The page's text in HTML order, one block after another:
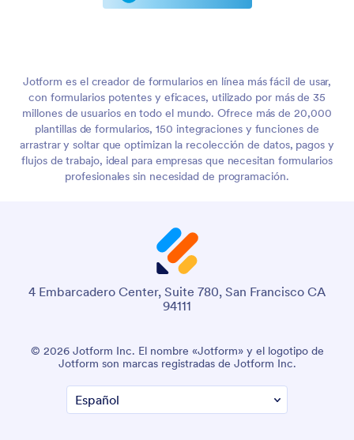
Jotform es el creador de formularios en línea más fácil de usar,
con formularios potentes y eficaces, utilizado por más de 35
millones de usuarios en todo el mundo. Ofrece más de 20,000
plantillas de formularios, 150 integraciones y funciones de
arrastrar y soltar que optimizan la recolección de datos, pagos y
flujos de trabajo, ideal para empresas que necesitan formularios
profesionales sin necesidad de programación.
4 Embarcadero Center, Suite 780, San Francisco CA
94111
© 2026 Jotform Inc. El nombre «Jotform» y el logotipo de
Jotform son marcas registradas de Jotform Inc.